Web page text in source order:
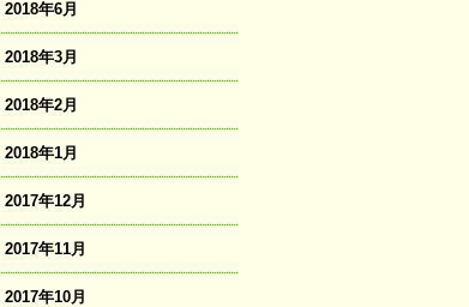
2018年6月
2018年3月
2018年2月
2018年1月
2017年12月
2017年11月
2017年10月